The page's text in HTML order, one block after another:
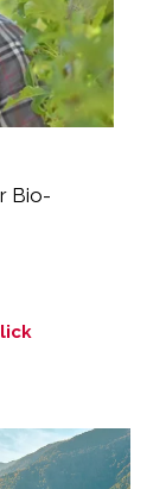
Bio-